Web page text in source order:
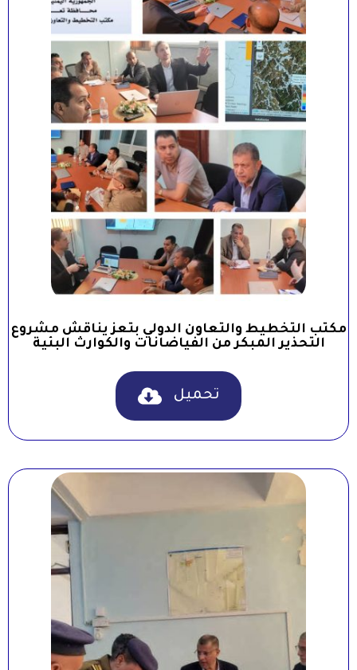
مكتب التخطيط والتعاون الدولي بتعز يناقش مشروع
التحذير المبكر من الفياضانات والكوارث البئية
تحميل